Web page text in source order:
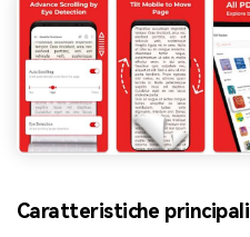
Caratteristiche principali